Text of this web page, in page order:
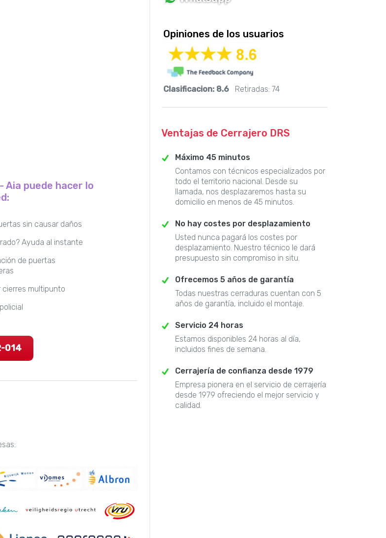
Aia puede hacer lo
sin causar daños
Ayuda al instante
de puertas
cierres multipunto
014
Opiniones de los usuarios
Clasificacion: 8.6 Retiradas: 74
Ventajas de Cerrajero DRS
Máximo 45 minutos
Contamos con técnicos especializados por
todo el territorio nacional. Desde su
llamada, nos desplazaremos hasta su
domicilio en menos de 45 minutos.
No hay costes por desplazamiento
Usted nunca pagará los costes por
desplazamiento. Nuestro técnico le dará
presupuesto sin compromiso in situ.
Ofrecemos 5 años de garantía
Todas nuestras cerraduras cuentan con 5
años de garantía, incluido el montaje.
Servicio 24 horas
Estamos disponibles 24 horas al día,
incluidos fines de semana.
Cerrajería de confianza desde 1979
Empresa pionera en el servicio de cerrajería
desde 1979 ofreciendo el mejor servicio y
calidad.